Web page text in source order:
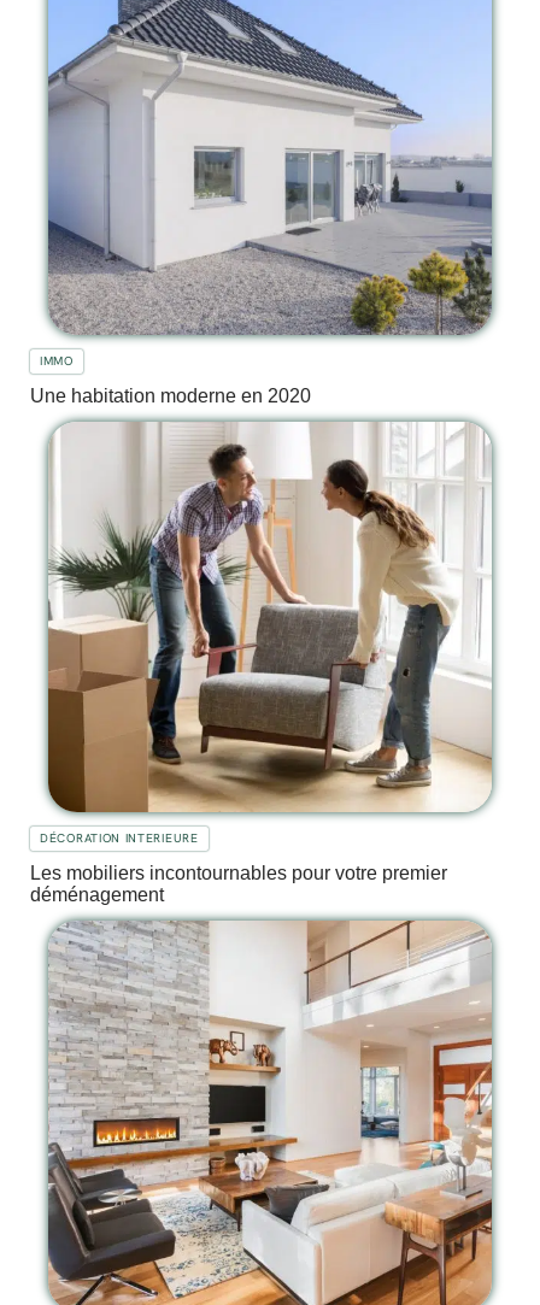
IMMO
Une habitation moderne en 2020
DÉCORATION INTERIEURE
Les mobiliers incontournables pour votre premier
déménagement